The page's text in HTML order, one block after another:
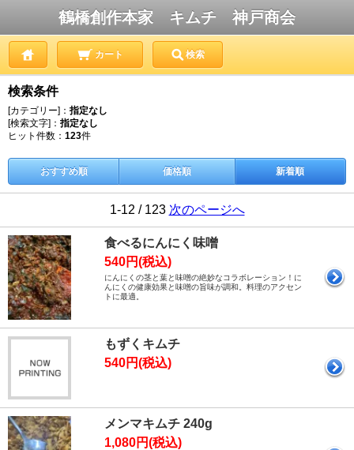
鶴橋創作本家 キムチ 神戸商会
カート 検索
検索条件
[カテゴリー]： 指定なし
[検索文字]： 指定なし
ヒット件数： 123件
おすすめ順 価格順 新着順
1-12 / 123 次のページへ
食べるにんにく味噌
540円(税込)
にんにくの茎と葉と味噌の絶妙なコラボレーション！に
んにくの健康効果と味噌の旨味が調和。料理のアクセン
トに最適。
もずくキムチ
540円(税込)
メンマキムチ 240g
1,080円(税込)